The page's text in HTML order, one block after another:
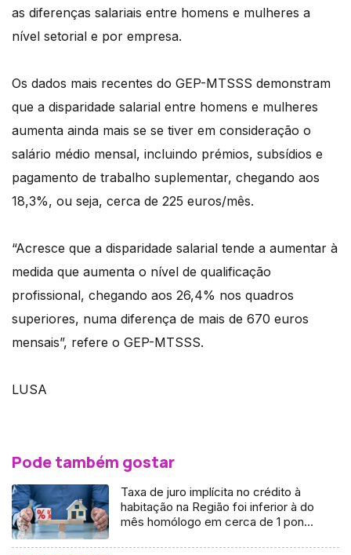
as diferenças salariais entre homens e mulheres a
nível setorial e por empresa.
Os dados mais recentes do GEP-MTSSS demonstram
que a disparidade salarial entre homens e mulheres
aumenta ainda mais se se tiver em consideração o
salário médio mensal, incluindo prémios, subsídios e
pagamento de trabalho suplementar, chegando aos
18,3%, ou seja, cerca de 225 euros/mês.
“Acresce que a disparidade salarial tende a aumentar à
medida que aumenta o nível de qualificação
profissional, chegando aos 26,4% nos quadros
superiores, numa diferença de mais de 670 euros
mensais”, refere o GEP-MTSSS.
LUSA
Pode também gostar
Taxa de juro implícita no crédito à
habitação na Região foi inferior à do
mês homólogo em cerca de 1 ponto